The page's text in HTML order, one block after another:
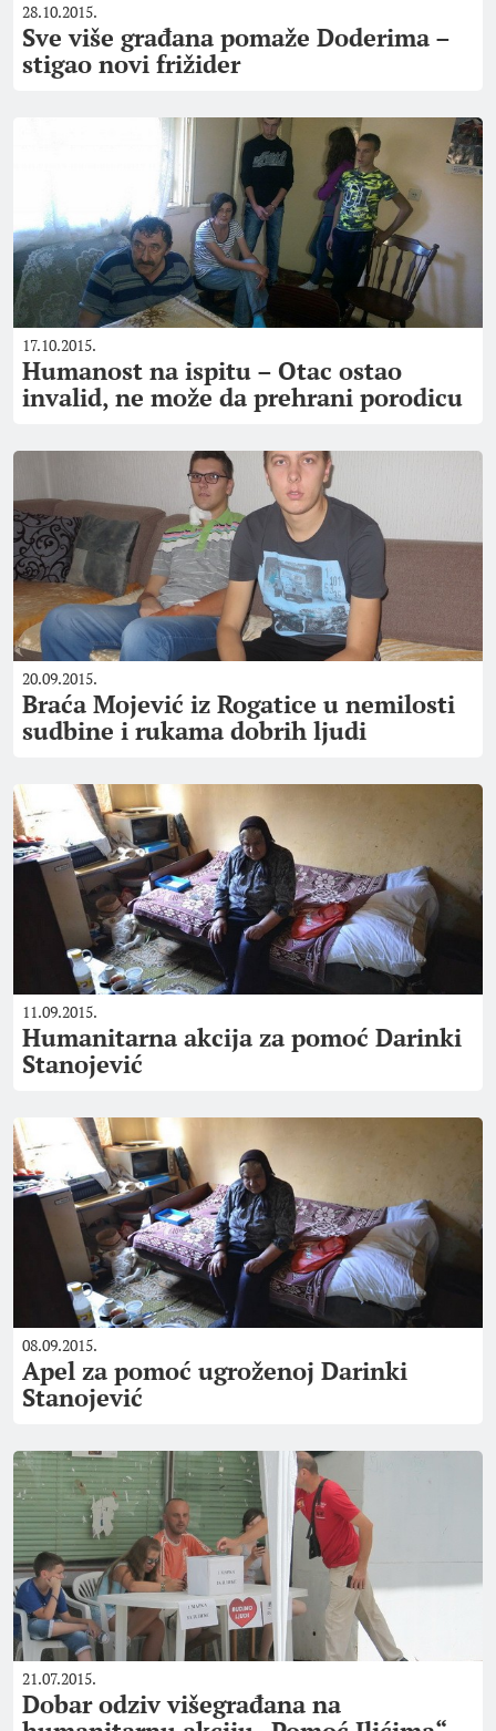
28.10.2015.
Sve više građana pomaže Doderima –
stigao novi frižider
17.10.2015.
Humanost na ispitu – Otac ostao
invalid, ne može da prehrani porodicu
20.09.2015.
Braća Mojević iz Rogatice u nemilosti
sudbine i rukama dobrih ljudi
11.09.2015.
Humanitarna akcija za pomoć Darinki
Stanojević
08.09.2015.
Apel za pomoć ugroženoj Darinki
Stanojević
21.07.2015.
Dobar odziv višegrađana na